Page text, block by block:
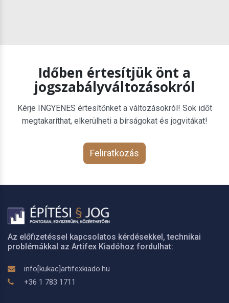
Időben értesítjük önt a
jogszabályváltozásokról
Kérje INGYENES értesítőnket a változásokról! Sok időt
megtakaríthat, elkerülheti a bírságokat és jogvitákat!
Feliratkozás
Az előfizetéssel kapcsolatos kérdésekkel, technikai
problémákkal az Artifex Kiadóhoz fordulhat:
info[kukac]artifexkiado.hu
+36 1 783 1711